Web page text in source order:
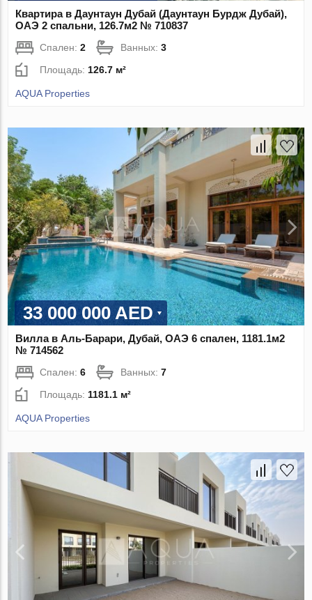
Квартира в Даунтаун Дубай (Даунтаун Бурдж Дубай),
ОАЭ 2 спальни, 126.7м2 № 710837
Спален:2 Ванных:3
Площадь:126.7 м²
AQUA Properties
33 000 000 AED
Вилла в Аль-Барари, Дубай, ОАЭ 6 спален, 1181.1м2
№ 714562
Спален:6 Ванных:7
Площадь: 1181.1 м²
AQUA Properties